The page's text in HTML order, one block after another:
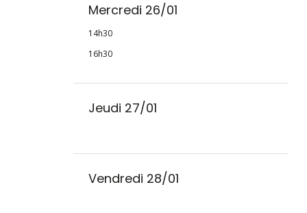
Mercredi 26/01
14h30
16h30
Jeudi 27/01
Vendredi 28/01